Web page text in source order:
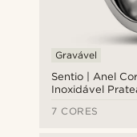
Sentio | Anel
Inoxidável
Gravável
7 CORES